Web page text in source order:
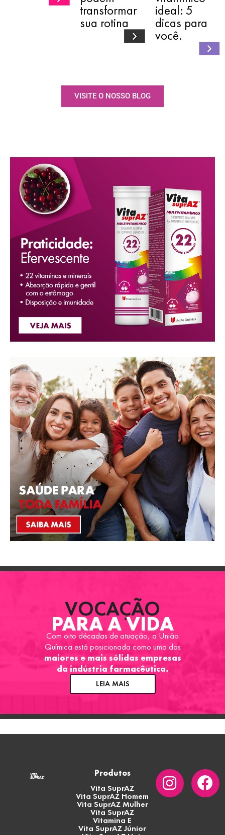
transformar
sua rotina
ideal: 5
dicas para
você.
VISITE O NOSSO BLOG
VOCAÇÃO
PARA A VIDA
Com oito décadas de atuação, a União
Química está posicionada como uma das
maiores e mais sólidas empresas
da indústria farmacêutica.
LEIA MAIS
Produtos
Vita SuprAZ
Vita SuprAZ Homem
Vita SuprAZ Mulher
Vita SuprAZ
Vitamina E
Vita SuprAZ Júnior